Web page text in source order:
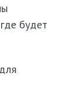
будет